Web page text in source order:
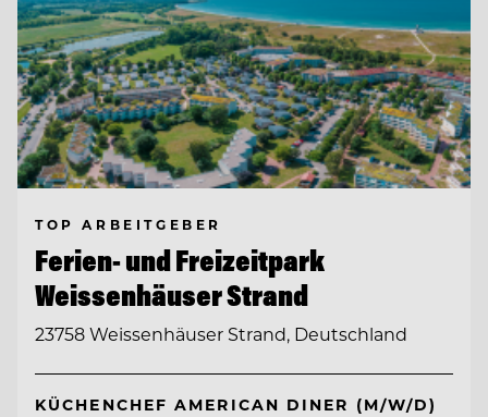
TOP ARBEITGEBER
Ferien- und Freizeitpark
Weissenhäuser Strand
23758 Weissenhäuser Strand, Deutschland
KÜCHENCHEF AMERICAN DINER (M/W/D)